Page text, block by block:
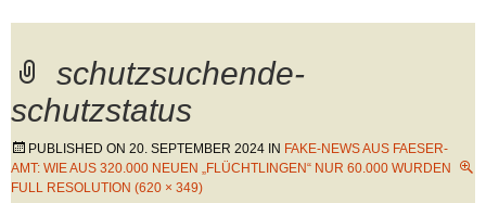
schutzsuchende-
schutzstatus
PUBLISHED ON 20. SEPTEMBER 2024 IN FAKE-NEWS AUS FAESER-
AMT: WIE AUS 320.000 NEUEN „FLÜCHTLINGEN“ NUR 60.000 WURDEN
FULL RESOLUTION (620 × 349)